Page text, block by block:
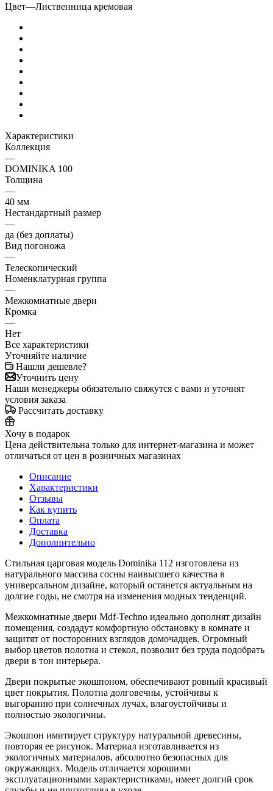
Цвет—Лиственница кремовая
Характеристики
Коллекция
—
DOMINIKA 100
Толщина
—
40 мм
Нестандартный размер
—
да (без доплаты)
Вид погоножа
—
Телескопический
Номенклатурная группа
—
Межкомнатные двери
Кромка
—
Нет
Все характеристики
Уточняйте наличие
Нашли дешевле?
Уточнить цену
Наши менеджеры обязательно свяжутся с вами и уточнят
условия заказа
Рассчитать доставку
Хочу в подарок
Цена действительна только для интернет-магазина и может
отличаться от цен в розничных магазинах
Описание
Характеристики
Отзывы
Как купить
Оплата
Доставка
Дополнительно
Стильная царговая модель Dominika 112 изготовлена из
натурального массива сосны наивысшего качества в
универсальном дизайне, который останется актуальным на
долгие годы, не смотря на изменения модных тенденций.
Межкомнатные двери Mdf-Techno идеально дополнят дизайн
помещения, создадут комфортную обстановку в комнате и
защитят от посторонних взглядов домочадцев. Огромный
выбор цветов полотна и стекол, позволит без труда подобрать
двери в тон интерьера.
Двери покрытые экошпоном, обеспечивают ровный красивый
цвет покрытия. Полотна долговечны, устойчивы к
выгоранию при солнечных лучах, влагоустойчивы и
полностью экологичны.
Экошпон имитирует структуру натуральной древесины,
повторяя ее рисунок. Материал изготавливается из
экологичных материалов, абсолютно безопасных для
окружающих. Модель отличается хорошими
эксплуатационными характеристиками, имеет долгий срок